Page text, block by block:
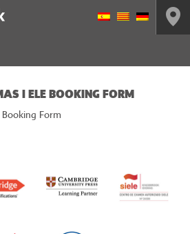
I ELE BOOKING FORM
Booking Form